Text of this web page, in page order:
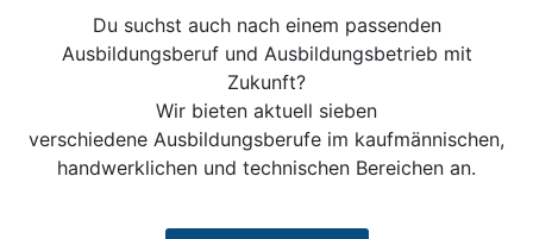
Du suchst auch nach einem passenden
Ausbildungsberuf und Ausbildungsbetrieb mit
Zukunft?
Wir bieten aktuell sieben
verschiedene Ausbildungsberufe im kaufmännischen,
handwerklichen und technischen Bereichen an.